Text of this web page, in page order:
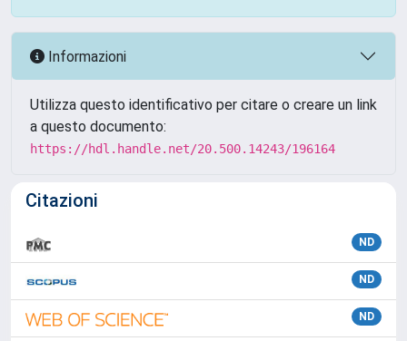
Informazioni
Utilizza questo identificativo per citare o creare un link
a questo documento:
https://hdl.handle.net/20.500.14243/196164
Citazioni
ND
ND
ND